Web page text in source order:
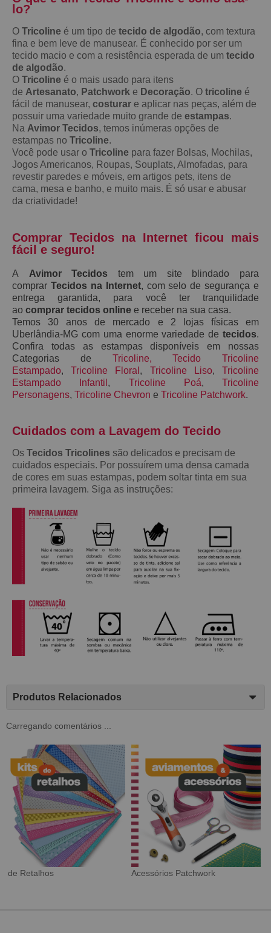
lo?
O Tricoline é um tipo de tecido de algodão, com textura
fina e bem leve de manusear. É conhecido por ser um
tecido macio e com a resistência esperada de um tecido
de algodão.
O Tricoline é o mais usado para itens
de Artesanato, Patchwork e Decoração. O tricoline é
fácil de manusear, costurar e aplicar nas peças, além de
possuir uma variedade muito grande de estampas.
Na Avimor Tecidos, temos inúmeras opções de
estampas no Tricoline.
Você pode usar o Tricoline para fazer Bolsas, Mochilas,
Jogos Americanos, Roupas, Souplats, Almofadas, para
revestir paredes e móveis, em artigos pets, itens de
cama, mesa e banho, e muito mais. É só usar e abusar
da criatividade!
Comprar Tecidos na Internet ficou mais
fácil e seguro!
A Avimor Tecidos tem um site blindado para
comprar Tecidos na Internet, com selo de segurança e
entrega garantida, para você ter tranquilidade
ao comprar tecidos online e receber na sua casa.
Temos 30 anos de mercado e 2 lojas físicas em
Uberlândia-MG com uma enorme variedade de tecidos.
Confira todas as estampas disponíveis em nossas
Categorias de Tricoline,
Tecido Tricoline
Estampado,Tricoline Floral , Tricoline Liso,Tricoline
Estampado Infantil , Tricoline Poá, Tricoline
Personagens, Tricoline Chevron e Tricoline Patchwork.
Cuidados com a Lavagem do Tecido
Os Tecidos Tricolines são delicados e precisam de
cuidados especiais. Por possuírem uma densa camada
de cores em suas estampas, podem soltar tinta em sua
primeira lavagem. Siga as instruções:
Produtos Relacionados
Carregando comentários ...
Tecido Digital Sarja Impermeável